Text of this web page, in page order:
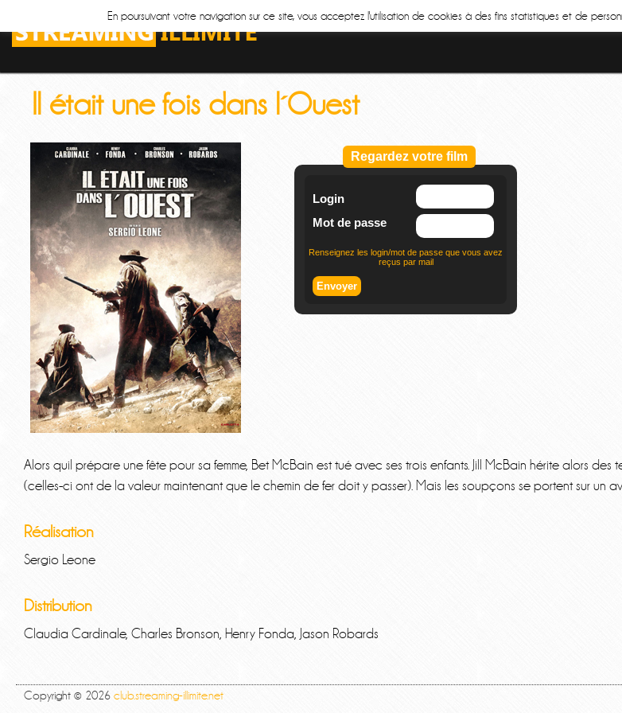
Il était une fois dans l´Ouest
Alors quil prépare une fête pour sa femme, Bet McBain est tué avec ses trois enfants. Jill McBain hérite alors
(celles-ci ont de la valeur maintenant que le chemin de fer doit y passer). Mais les soupçons se portent sur un
Réalisation
Sergio Leone
Distribution
Claudia Cardinale, Charles Bronson, Henry Fonda, Jason Robards
Copyright © 2026 club.streaming-illimite.net
En poursuivant votre navigation sur ce site, vous acceptez l'utilisation de cookies à des fins statistiques et de